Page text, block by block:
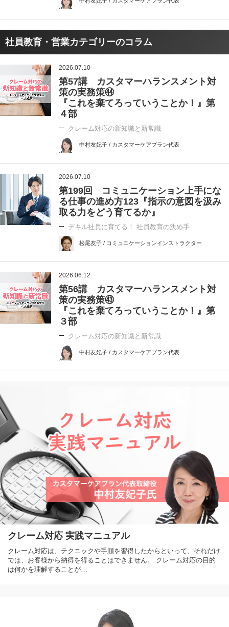
社員教育・営業カテゴリーのコラム
2026.07.10
第57講 カスタマーハランスメント対
策の実務策㊹
『これを棄てろっていうことか！』第
４部
クレーム対応の新知識と新常識
中村友妃子 / カスタマーケアプラン代表
2026.07.10
第199回 コミュニケーション上手にな
る仕事の進め方123『指示の意図を汲み
取る力をどう育てるか』
デキル社員に育てる！ 社員教育の決め手
松尾友子 / コミュニケーションインストラクター
2026.06.12
第56講 カスタマーハランスメント対
策の実務策㊸
『これを棄てろっていうことか！』第
３部
クレーム対応の新知識と新常識
中村友妃子 / カスタマーケアプラン代表
クレーム対応 実践マニュアル
クレーム対応は、テクニックや手順を習得したからといって、それだけ
では、お客様から納得を得ることはできません。 クレーム対応の目的
は何かを理解することが…